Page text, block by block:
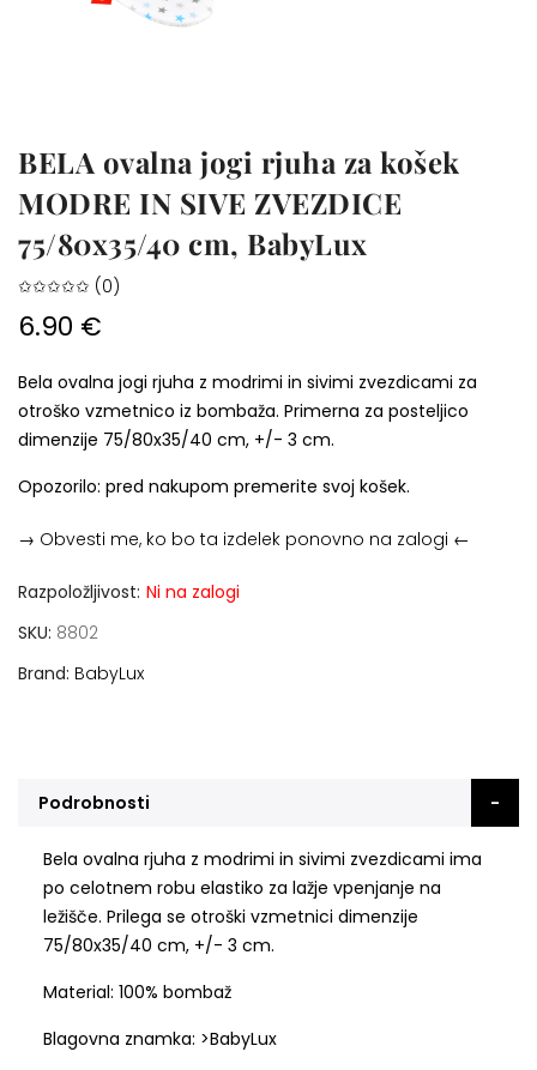
BELA ovalna jogi rjuha za košek
MODRE IN SIVE ZVEZDICE
75/80x35/40 cm, BabyLux
✩✩✩✩✩ (0)
6.90 €
Bela ovalna jogi rjuha z modrimi in sivimi zvezdicami za
otroško vzmetnico iz bombaža. Primerna za posteljico
dimenzije 75/80x35/40 cm, +/- 3 cm.
Opozorilo: pred nakupom premerite svoj košek.
→ Obvesti me, ko bo ta izdelek ponovno na zalogi ←
Razpoložljivost: Ni na zalogi
SKU 8802
Brand BabyLux
Podrobnosti
Bela ovalna rjuha z modrimi in sivimi zvezdicami ima
po celotnem robu elastiko za lažje vpenjanje na
ležišče. Prilega se otroški vzmetnici dimenzije
75/80x35/40 cm, +/- 3 cm.
Material: 100% bombaž
Blagovna znamka: >BabyLux